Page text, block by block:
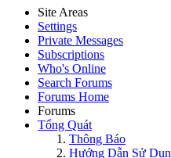
Site Areas
Settings
Private Messages
Subscriptions
Who's Online
Search Forums
Forums Home
Forums
Tổng Quát
Thông Báo
Hướng Dẫn Sử